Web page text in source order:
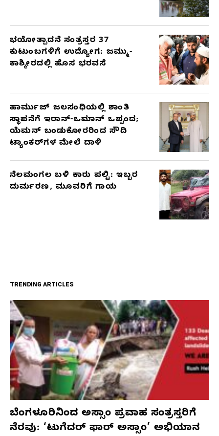
ಭಯೋತ್ಪಾದನೆ ಸಂತ್ರಸ್ತರ 37
ಕುಟುಂಬಗಳಿಗೆ ಉದ್ಯೋಗ: ಜಮ್ಮು-
ಕಾಶ್ಮೀರದಲ್ಲಿ ಹೊಸ ಭರವಸೆ
ಹಾರ್ಮುಜ್ ಜಲಸಂಧಿಯಲ್ಲಿ ಶಾಂತಿ
ಸ್ಥಾಪನೆಗೆ ಇರಾನ್-ಒಮಾನ್ ಒಪ್ಪಂದ;
ಯೆಮನ್ ಬಂಡುಕೋರರಿಂದ ಸೌದಿ
ಟ್ಯಾಂಕರ್‌ಗಳ ಮೇಲೆ ದಾಳಿ
ನೆಲಮಂಗಲ ಬಳಿ ಕಾರು ಪಲ್ಟಿ: ಇಬ್ಬರ
ದುರ್ಮರಣ, ಮೂವರಿಗೆ ಗಾಯ
TRENDING ARTICLES
ಬೆಂಗಳೂರಿನಿಂದ ಅಸ್ಸಾಂ ಪ್ರವಾಹ ಸಂತ್ರಸ್ತರಿಗೆ
ನೆರವು: ‘ಟುಗೆದರ್ ಫಾರ್ ಅಸ್ಸಾಂ’ ಅಭಿಯಾನ